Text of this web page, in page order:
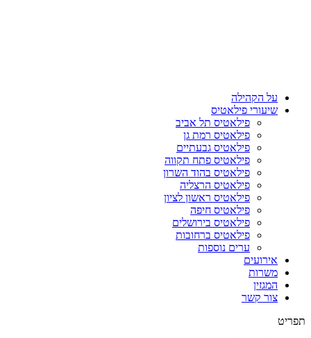
על הקהילה
שיעורי פילאטיס
פילאטיס תל אביב
פילאטיס רמת גן
פילאטיס גבעתיים
פילאטיס פתח תקווה
פילאטיס בהוד השרון
פילאטיס הרצליה
פילאטיס ראשון לציון
פילאטיס חיפה
פילאטיס בירושלים
פילאטיס ברחובות
ערים נוספות
אירועים
משרות
המגזין
צור קשר
תפריט